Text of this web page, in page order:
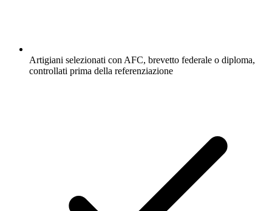
Artigiani selezionati con AFC, brevetto federale o diploma,
controllati prima della referenziazione